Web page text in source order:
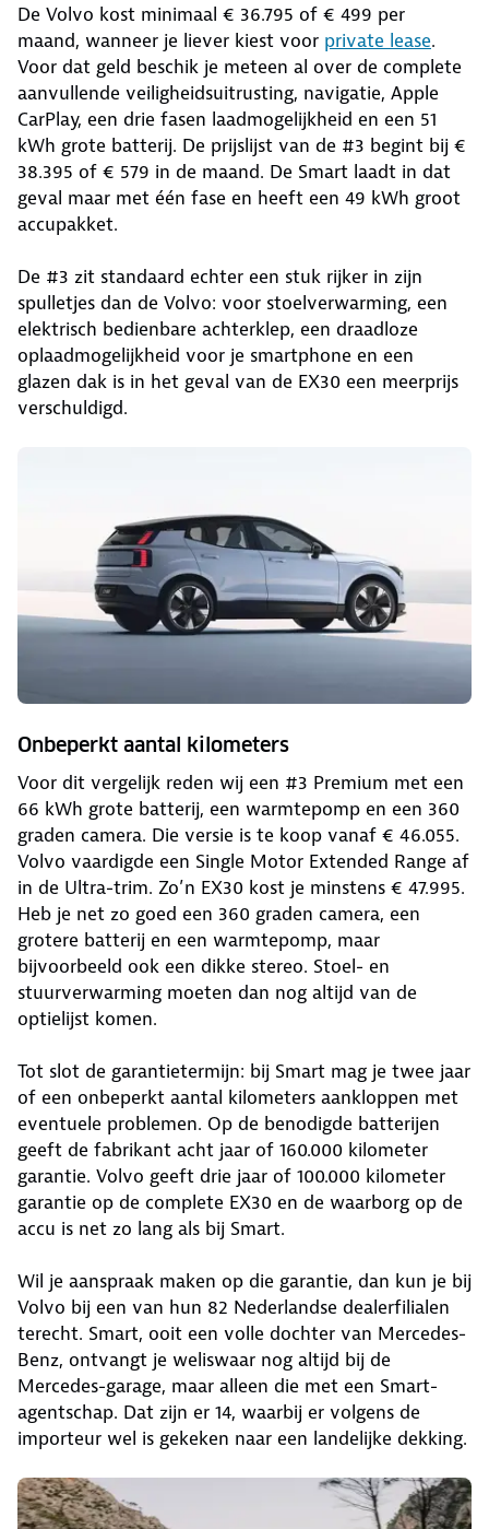
De Volvo kost minimaal € 36.795 of € 499 per
maand, wanneer je liever kiest voor private lease.
Voor dat geld beschik je meteen al over de complete
aanvullende veiligheidsuitrusting, navigatie, Apple
CarPlay, een drie fasen laadmogelijkheid en een 51
kWh grote batterij. De prijslijst van de #3 begint bij €
38.395 of € 579 in de maand. De Smart laadt in dat
geval maar met één fase en heeft een 49 kWh groot
accupakket.
De #3 zit standaard echter een stuk rijker in zijn
spulletjes dan de Volvo: voor stoelverwarming, een
elektrisch bedienbare achterklep, een draadloze
oplaadmogelijkheid voor je smartphone en een
glazen dak is in het geval van de EX30 een meerprijs
verschuldigd.
Onbeperkt aantal kilometers
Voor dit vergelijk reden wij een #3 Premium met een
66 kWh grote batterij, een warmtepomp en een 360
graden camera. Die versie is te koop vanaf € 46.055.
Volvo vaardigde een Single Motor Extended Range af
in de Ultra-trim. Zo’n EX30 kost je minstens € 47.995.
Heb je net zo goed een 360 graden camera, een
grotere batterij en een warmtepomp, maar
bijvoorbeeld ook een dikke stereo. Stoel- en
stuurverwarming moeten dan nog altijd van de
optielijst komen.
Tot slot de garantietermijn: bij Smart mag je twee jaar
of een onbeperkt aantal kilometers aankloppen met
eventuele problemen. Op de benodigde batterijen
geeft de fabrikant acht jaar of 160.000 kilometer
garantie. Volvo geeft drie jaar of 100.000 kilometer
garantie op de complete EX30 en de waarborg op de
accu is net zo lang als bij Smart.
Wil je aanspraak maken op die garantie, dan kun je bij
Volvo bij een van hun 82 Nederlandse dealerfilialen
terecht. Smart, ooit een volle dochter van Mercedes-
Benz, ontvangt je weliswaar nog altijd bij de
Mercedes-garage, maar alleen die met een Smart-
agentschap. Dat zijn er 14, waarbij er volgens de
importeur wel is gekeken naar een landelijke dekking.